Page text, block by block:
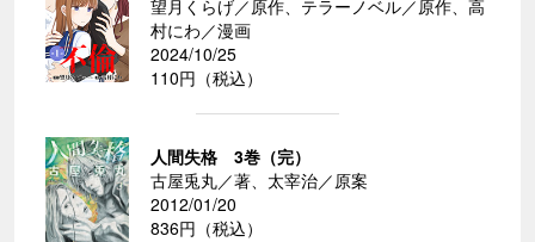
望月くらげ／原作、テラーノベル／原作、高
村にわ／漫画
2024/10/25
110円（税込）
人間失格 3巻（完）
古屋兎丸／著、太宰治／原案
2012/01/20
836円（税込）